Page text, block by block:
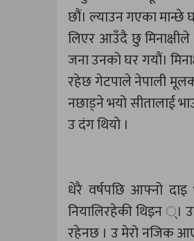
छौं। ल्याउन गएका
लिएर आउँदै छु
जना उनको घर गयौं।
रहेछ गेटपाले नेपाली
नछाड्ने भयो सीतालाई
उ दंग थियो ।
धेरै वर्षपछि आफ्नो दाइ
नियालिरहेकी थिइन ्।
रहेनछ । उ मेरो नजिक